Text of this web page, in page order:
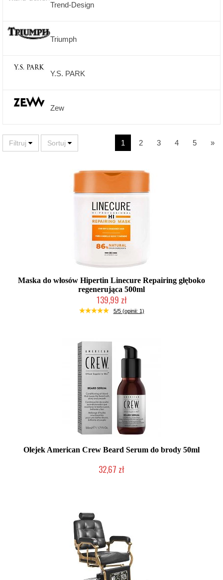
Trend-Design
Triumph
Y.S. PARK
Zew
1 2 3 4 5 »
Maska do włosów Hipertin Linecure Repairing głęboko
regenerująca 500ml
139,99 zł
Duża ilość (wysyłka w 24h)
5/5 (opinii: 1)
Olejek American Crew Beard Serum do brody 50ml
32,67 zł